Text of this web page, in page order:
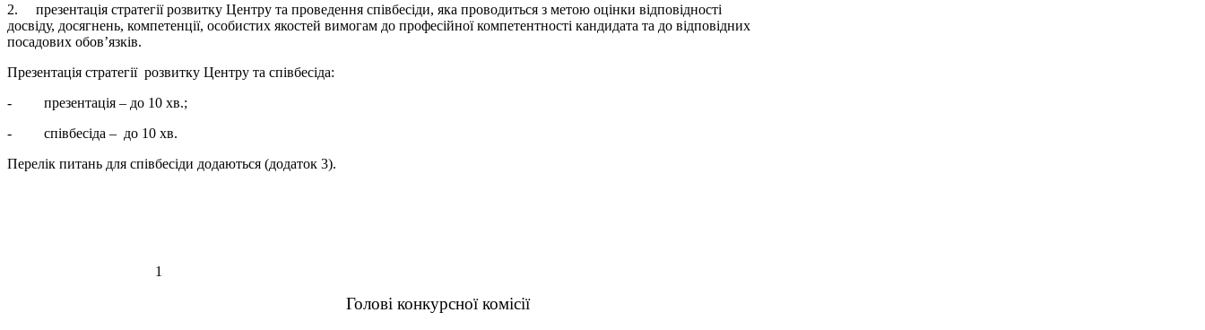
2. презентація стратегії розвитку Центру та проведення співбесіди, яка проводиться з метою оцінки відповідності
досвіду, досягнень, компетенції, особистих якостей вимогам до професійної компетентності кандидата та до відповідних
посадових обов’язків.
Презентація стратегії розвитку Центру та співбесіда:
- презентація – до 10 хв.;
- співбесіда – до 10 хв.
Перелік питань для співбесіди додаються (додаток 3).
1
Голові конкурсної комісії